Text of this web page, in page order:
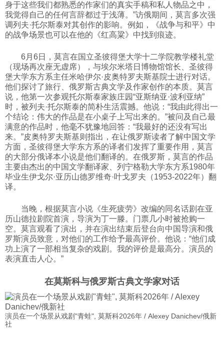
身于这些我们都熟悉的作家们的真实手稿和私人物品之中，
我觉得自己的任何言辞都过于浅薄。”访俄期间，莫言多次强
调列夫·托尔斯泰对其创作的影响。例如，《战争与和平》中
的战争场景也可以在他的《红高粱》中找到痕迹。
6月6日，莫言在国立圣彼得堡大学十二学院教学楼礼堂
（现场再次座无虚席），与埃尔米塔日博物馆馆长、圣彼得
堡大学东方系主任米哈伊尔·皮奥特罗夫斯基院士进行对话。
他们探讨了旅行、俄罗斯古典文学及作家创作的本质。莫言
说，他第一次参观托尔斯泰家族庄园“亚斯纳亚·波利亚纳”
时，被列夫·托尔斯泰的简朴生活震撼。他说：“我由此得出一
个结论：伟大的作品是在小桌子上写出来的。”被问及自己最
满意的作品时，他毫不犹豫地回答：“我最好的还没有写出
来。”皮奥特罗夫斯基则指出，在让俄罗斯读者了解中国文学
方面，圣彼得堡大学东方系的译者们发挥了重要作用，莫言
的大部分俄译本小说是他们翻译的。在俄罗斯，莫言的作品
主要由杰出的中国文学翻译家、列宁格勒大学东方系1980年
毕业生伊戈尔·亚历山德罗维奇·叶戈罗夫（1953-2022年）翻
译。
当晚，根据莫言小说《生死疲劳》改编的同名话剧在亚
历山德拉剧院首演，导演为丁一滕。门票几小时被抢购一
空。莫言观看了演出，并在演出结束后登台向中国导演和俄
罗斯演员致意，对他们的工作给予最高评价。他说：“他们成
功上演了一部相当复杂的戏剧。我的评价是最高分。演员的
表演直击人心。”
在莫斯科与俄罗斯古典文学家对话
演员在一个场景从戏剧"青蛙", 莫斯科2026年 / Alexey Danichev/俄新
社